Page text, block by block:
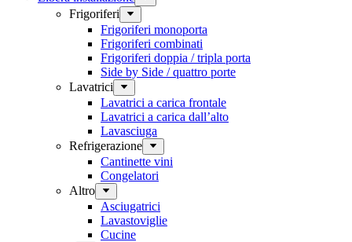
Frigoriferi
Frigoriferi monoporta
Frigoriferi combinati
Frigoriferi doppia / tripla porta
Side by Side / quattro porte
Lavatrici
Lavatrici a carica frontale
Lavatrici a carica dall’alto
Lavasciuga
Refrigerazione
Cantinette vini
Congelatori
Altro
Asciugatrici
Lavastoviglie
Cucine